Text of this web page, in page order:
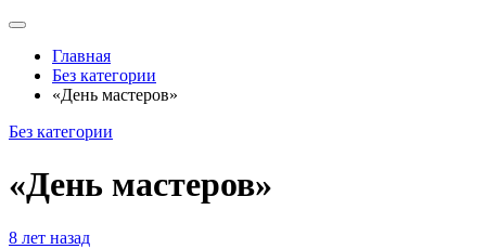
Главная
Без категории
«День мастеров»
Без категории
«День мастеров»
8 лет назад